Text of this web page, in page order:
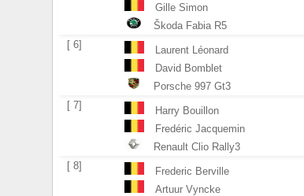
Gille Simon
Škoda Fabia R5
[ 6]
Laurent Léonard
David Bomblet
Porsche 997 Gt3
[ 7]
Harry Bouillon
Fredéric Jacquemin
Renault Clio Rally3
[ 8]
Frederic Berville
Artuur Vyncke